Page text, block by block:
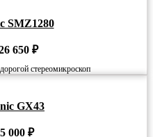
SMZ1280
650 ₽
стереомикроскоп
GX43
000 ₽